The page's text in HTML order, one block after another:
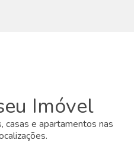
Imóvel
casas e apartamentos nas